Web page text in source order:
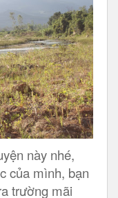
này nhé,
của mình, bạn
trường mãi